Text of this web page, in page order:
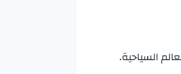
السياحية.